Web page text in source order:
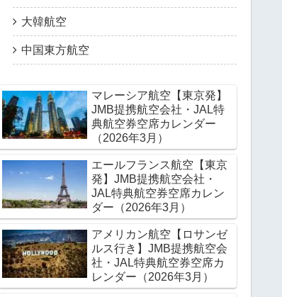
大韓航空
中国東方航空
マレーシア航空【東京発】
JMB提携航空会社・JAL特
典航空券空席カレンダー
（2026年3月）
エールフランス航空【東京
発】JMB提携航空会社・
JAL特典航空券空席カレン
ダー（2026年3月）
アメリカン航空【ロサンゼ
ルス行き】JMB提携航空会
社・JAL特典航空券空席カ
レンダー（2026年3月）